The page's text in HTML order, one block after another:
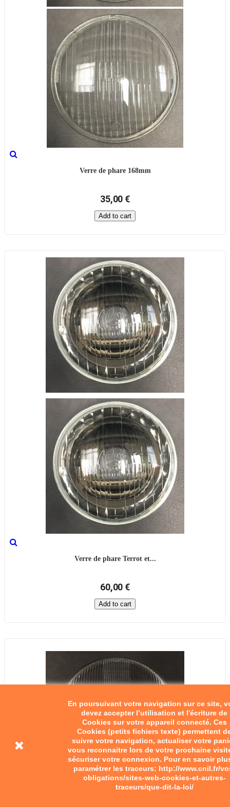
En poursuivant votre navigation sur ce site,
devez accepter l’utilisation et l'écriture de
Cookies sur votre appareil connecté. Ces
Cookies (petits fichiers texte) permettent
suivre votre navigation, actualiser votre
vous reconnaitre lors de votre prochaine
sécuriser votre connexion. Pour en savoir
paramétrer les traceurs: http://www.cnil.fr/
obligations/sites-web-cookies-et-autres-
traceurs/que-dit-la-loi/
Verre de phare 168mm
35,00 €
Add to cart
Verre de phare Terrot et...
60,00 €
Add to cart